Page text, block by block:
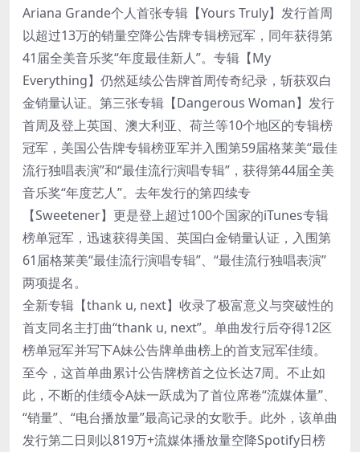
Ariana Grande个人首张专辑【Yours Truly】发行首周
以超过13万的销量空降公告牌专辑榜冠军，同年获得第
41届全美音乐奖“年度最佳新人”。专辑【My
Everything】仍然延续公告牌首周传奇纪录，斩获双白
金销量认证。第三张专辑【Dangerous Woman】发行
首周及登上英国、澳大利亚、荷兰等10个地区的专辑榜
冠军，美国公告牌专辑榜亚军并入围第59届格莱美“最佳
流行独唱表演”和“最佳流行演唱专辑”，获得第44届全美
音乐奖“年度艺人”。去年发行的第四续专
【Sweetener】更是登上超过100个国家的iTunes专辑
榜单冠军，迅速获得美国、英国白金销量认证，入围第
61届格莱美“最佳流行演唱专辑”、“最佳流行独唱表演”
两项提名。
全新专辑【thank u, next】收录了极富意义与突破性的
首支同名主打曲“thank u, next”。单曲发行后夺得12区
榜单冠军并写下A妹公告牌单曲榜上的首支冠军佳绩。
至今，这首单曲累计公告牌榜首之位长达7周。不止如
此，不断的佳绩令A妹一跃成为了首位席卷“流媒体量”、
“销量”、“电台播放量”最高记录的女歌手。此外，该单曲
发行第二日则以819万+流媒体播放量空降Spotify日榜